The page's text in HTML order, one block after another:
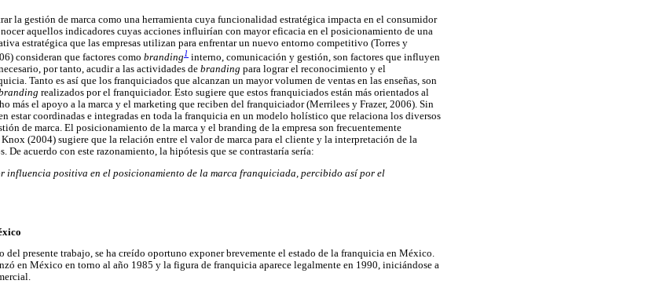
la gestión de marca como una herramienta cuya funcionalidad estratégica impacta en el consumidor
aquellos indicadores cuyas acciones influirían con mayor eficacia en el posicionamiento de una
estratégica que las empresas utilizan para enfrentar un nuevo entorno competitivo (Torres y
consideran que factores como branding1 interno, comunicación y gestión, son factores que influyen
por tanto, acudir a las actividades de branding para lograr el reconocimiento y el
Tanto es así que los franquiciados que alcanzan un mayor volumen de ventas en las enseñas, son
realizados por el franquiciador. Esto sugiere que estos franquiciados están más orientados al
más el apoyo a la marca y el marketing que reciben del franquiciador (Merrilees y Frazer, 2006). Sin
estar coordinadas e integradas en toda la franquicia en un modelo holístico que relaciona los diversos
de marca. El posicionamiento de la marca y el branding de la empresa son frecuentemente
Knox (2004) sugiere que la relación entre el valor de marca para el cliente y la interpretación de la
De acuerdo con este razonamiento, la hipótesis que se contrastaría sería:
influencia positiva en el posicionamiento de la marca franquiciada, percibido así por el
del presente trabajo, se ha creído oportuno exponer brevemente el estado de la franquicia en México.
en México en torno al año 1985 y la figura de franquicia aparece legalmente en 1990, iniciándose a